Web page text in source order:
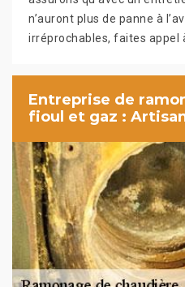
n’auront plus de panne à
irréprochables, faites appel
Entreprise de
fioul et gaz :